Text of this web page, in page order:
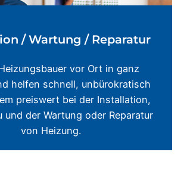
/ Wartung / Reparatur
vor Ort in ganz
helfen schnell, unbürokratisch
preiswert bei der Installation,
und der Wartung oder Reparatur
von Heizung.